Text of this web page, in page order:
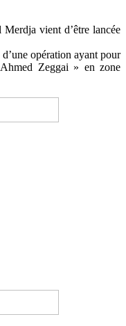
Merdja vient d’être lancée
opération ayant pour
Zeggai » en zone